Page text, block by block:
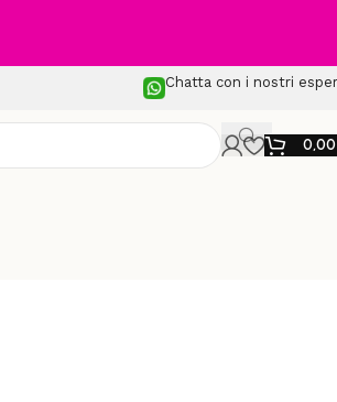
Chatta con i nostri